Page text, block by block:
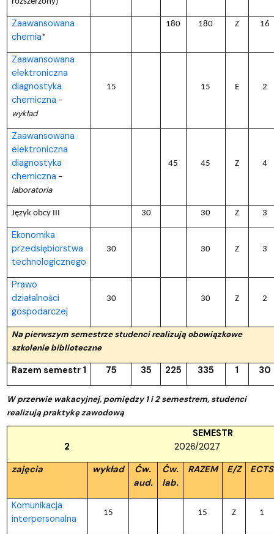
Zaawansowana
chemia*
180 180 Z 16
Zaawansowana
elektroniczna
diagnostyka
chemiczna –
wykład
15 15 E 2
Zaawansowana
elektroniczna
diagnostyka
chemiczna –
laboratoria
45 45 Z 4
Język obcy III 30 30 Z 3
Ekonomika
przedsiębiorstwa
technologicznego
30 30 Z 3
Prawo
działalności
gospodarczej
30 30 Z 2
Na pierwszym semestrze studenci realizują obowiązkowe
szkolenie biblioteczne
Razem semestr 1 75 35 225 335 1 30
W przerwie wakacyjnej, pomiędzy 1 i 2 semestrem, studenci
realizują praktykę zawodową
SEMESTR
2 2026/2027
zajęcia
wykład
Ćw.
aud.
Ćw.
lab.
RAZEM E/Z ECTS
Komunikacja
interpersonalna
15 15 Z 1